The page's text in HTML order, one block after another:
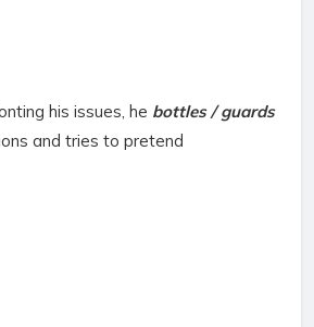
his issues, he bottles / guards
and tries to pretend